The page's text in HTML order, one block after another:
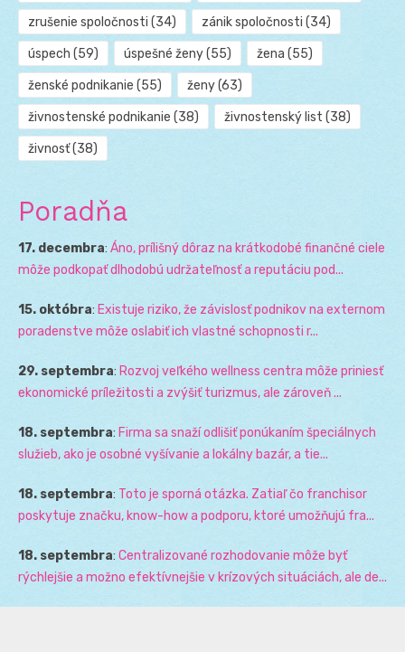
zrušenie spoločnosti (34) zánik spoločnosti (34)
úspech (59) úspešné ženy(55) žena (55)
ženské podnikanie (55) ženy(63)
živnostenské podnikanie (38) živnostenský list (38)
živnosť(38)
Poradňa
17. decembra: Áno, prílišný dôraz na krátkodobé finančné ciele
môže podkopať dlhodobú udržateľnosť a reputáciu pod...
15. októbra: Existuje riziko, že závislosť podnikov na externom
poradenstve môže oslabiť ich vlastné schopnosti r...
29. septembra: Rozvoj veľkého wellness centra môže priniesť
ekonomické príležitosti a zvýšiť turizmus, ale zároveň ...
18. septembra: Firma sa snaží odlišiť ponúkaním špeciálnych
služieb, ako je osobné vyšívanie a lokálny bazár, a tie...
18. septembra: Toto je sporná otázka. Zatiaľ čo franchisor
poskytuje značku, know-how a podporu, ktoré umožňujú fra...
18. septembra: Centralizované rozhodovanie môže byť
rýchlejšie a možno efektívnejšie v krízových situáciách, ale de...